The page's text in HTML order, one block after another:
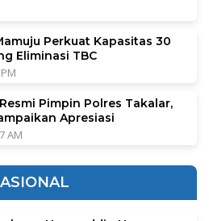
Perkuat Kapasitas 30
Eliminasi TBC
Pimpin Polres Takalar,
Apresiasi
AM